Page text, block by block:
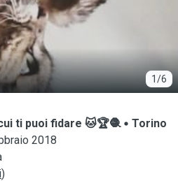
1/6
ti puoi fidare 🐱🏆🧶
Torino
2018
)